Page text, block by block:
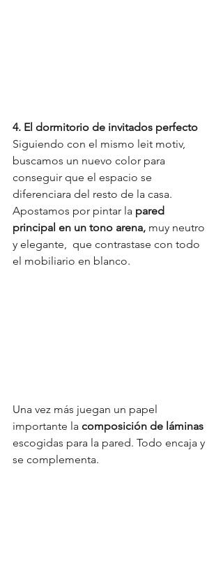
4. El dormitorio de invitados perfecto
Siguiendo con el mismo leit motiv,
buscamos un nuevo color para
conseguir que el espacio se
diferenciara del resto de la casa.
Apostamos por pintar la pared
principal en un tono arena, muy neutro
y elegante,  que contrastase con todo
el mobiliario en blanco.
Una vez más juegan un papel
importante la composición de láminas
escogidas para la pared. Todo encaja y
se complementa.